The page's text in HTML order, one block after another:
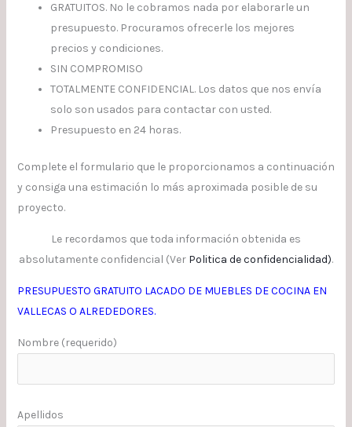
GRATUITOS. No le cobramos nada por elaborarle un
presupuesto. Procuramos ofrecerle los mejores
precios y condiciones.
SIN COMPROMISO
TOTALMENTE CONFIDENCIAL. Los datos que nos envía
solo son usados para contactar con usted.
Presupuesto en 24 horas.
Complete el formulario que le proporcionamos a continuación
y consiga una estimación lo más aproximada posible de su
proyecto.
Le recordamos que toda información obtenida es
absolutamente confidencial (Ver Politica de confidencialidad).
PRESUPUESTO GRATUITO LACADO DE MUEBLES DE COCINA EN
VALLECAS O ALREDEDORES.
Nombre (requerido)
Apellidos